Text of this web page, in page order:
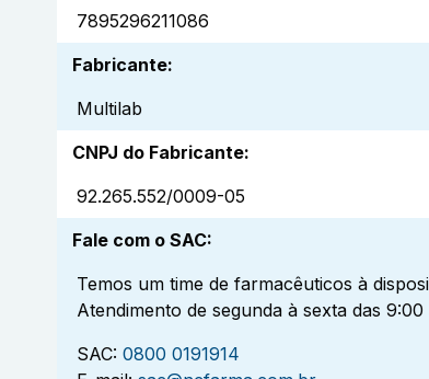
7895296211086
Fabricante:
Multilab
CNPJ do Fabricante:
92.265.552/0009-05
Fale com o SAC:
Temos um time de farmacêuticos à
Atendimento de segunda à sexta das 9:00
SAC: 0800 0191914